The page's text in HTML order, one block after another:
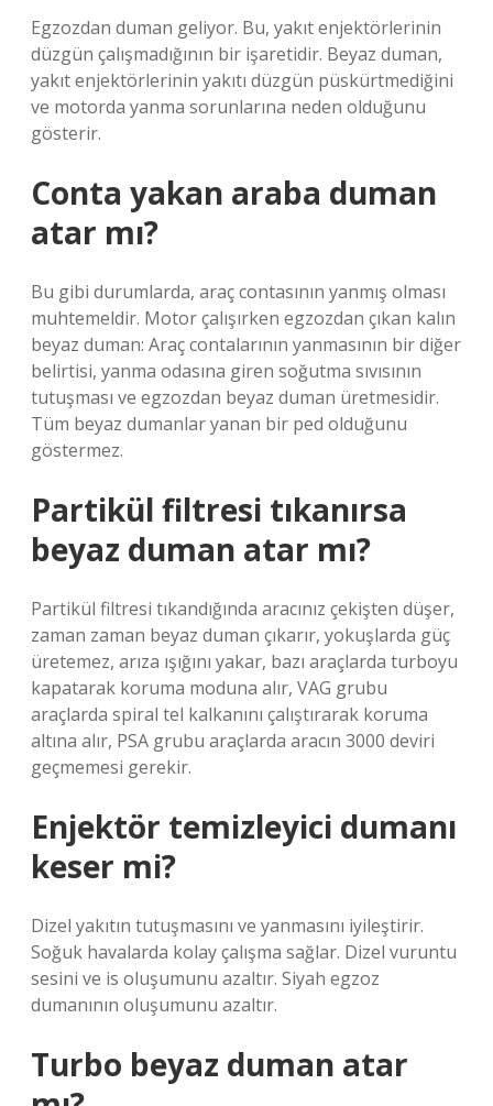
Egzozdan duman geliyor. Bu, yakıt enjektörlerinin
düzgün çalışmadığının bir işaretidir. Beyaz duman,
yakıt enjektörlerinin yakıtı düzgün püskürtmediğini
ve motorda yanma sorunlarına neden olduğunu
gösterir.
Conta yakan araba duman
atar mı?
Bu gibi durumlarda, araç contasının yanmış olması
muhtemeldir. Motor çalışırken egzozdan çıkan kalın
beyaz duman: Araç contalarının yanmasının bir diğer
belirtisi, yanma odasına giren soğutma sıvısının
tutuşması ve egzozdan beyaz duman üretmesidir.
Tüm beyaz dumanlar yanan bir ped olduğunu
göstermez.
Partikül filtresi tıkanırsa
beyaz duman atar mı?
Partikül filtresi tıkandığında aracınız çekişten düşer,
zaman zaman beyaz duman çıkarır, yokuşlarda güç
üretemez, arıza ışığını yakar, bazı araçlarda turboyu
kapatarak koruma moduna alır, VAG grubu
araçlarda spiral tel kalkanını çalıştırarak koruma
altına alır, PSA grubu araçlarda aracın 3000 deviri
geçmemesi gerekir.
Enjektör temizleyici dumanı
keser mi?
Dizel yakıtın tutuşmasını ve yanmasını iyileştirir.
Soğuk havalarda kolay çalışma sağlar. Dizel vuruntu
sesini ve is oluşumunu azaltır. Siyah egzoz
dumanının oluşumunu azaltır.
Turbo beyaz duman atar